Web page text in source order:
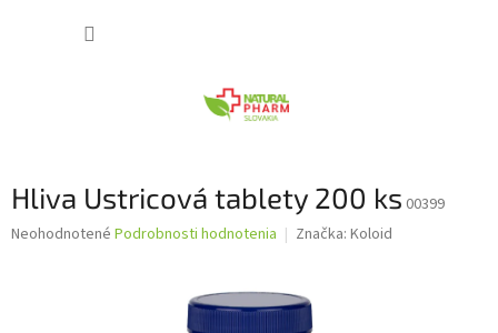
Hliva Ustricová tablety 200 ks 00399
Priemerné
Neohodnotené Podrobnosti hodnotenia Značka: Koloid